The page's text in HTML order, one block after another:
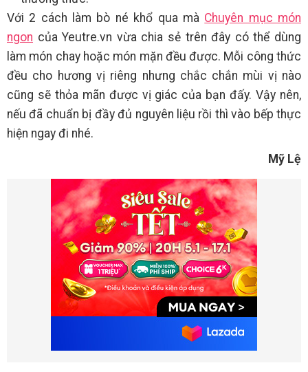
Với 2 cách làm bò né khổ qua mà Chuyên mục món
ngon của Yeutre.vn vừa chia sẻ trên đây có thể dùng
làm món chay hoặc món mặn đều được. Mỗi công thức
đều cho hương vị riêng nhưng chắc chắn mùi vị nào
cũng sẽ thỏa mãn được vị giác của bạn đấy. Vậy nên,
nếu đã chuẩn bị đầy đủ nguyên liệu rồi thì vào bếp thực
hiện ngay đi nhé.
Mỹ Lệ